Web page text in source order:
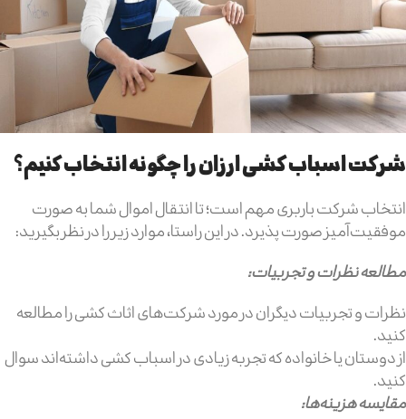
شرکت اسباب کشی ارزان را چگونه انتخاب کنیم؟
انتخاب شرکت باربری مهم است؛ تا انتقال اموال شما به صورت
موفقیت‌آمیز صورت پذیرد. در این راستا، موارد زیر را در نظر بگیرید:
مطالعه نظرات و تجربیات:
نظرات و تجربیات دیگران در مورد شرکت‌های اثاث کشی را مطالعه
کنید.
از دوستان یا خانواده که تجربه زیادی در اسباب کشی داشته‌اند سوال
کنید.
مقایسه هزینه‌ها: